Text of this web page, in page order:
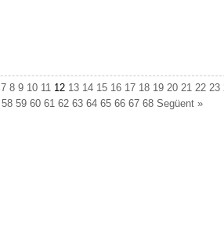
7 8 9 10 1112 13 14 15 16 17 18 19 20 21 22 23
58 59 60 61 62 63 64 65 66 67 68 Següent »